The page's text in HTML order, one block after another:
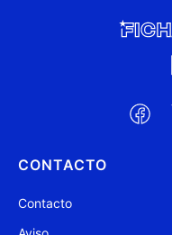
CONTACTO
Contacto